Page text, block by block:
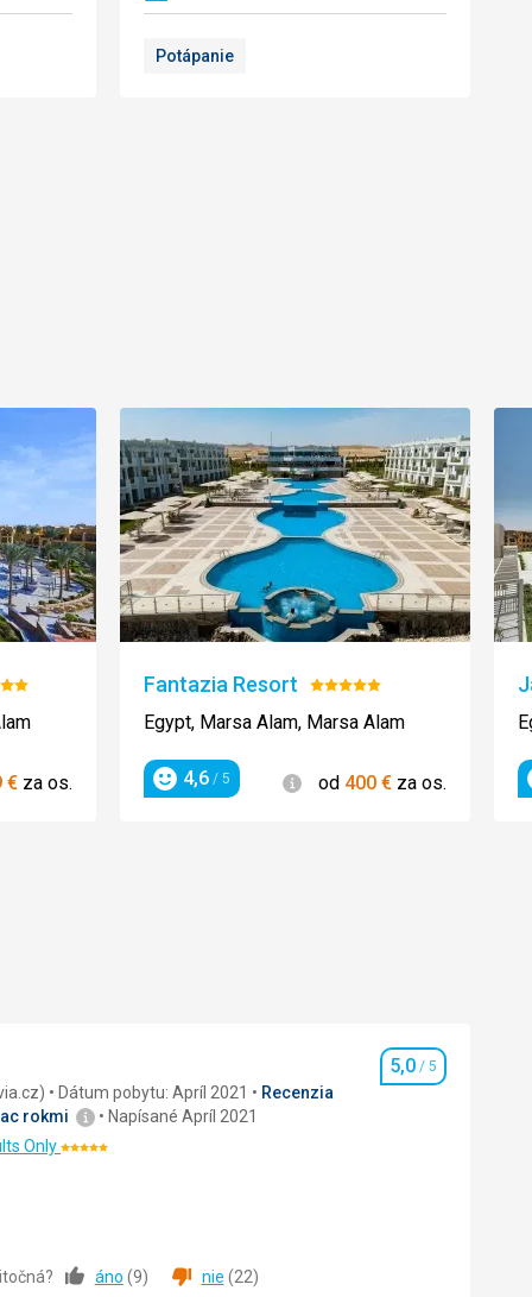
Potápanie
€ za os.
Fantazia Resort Hodnotenie:
5/5
Egypt, Marsa Alam, Marsa Alam
Hodnotenie
4,6 / 5 Informácie
od 400 € za os.
Hodnotenie
5,0 / 5
(Invia.cz) Dátum pobytu: Apríl 2021
Recenzia
rokmi
Napísané Apríl 2021
OnlyHodnotenie:
áno (9) nie (22)